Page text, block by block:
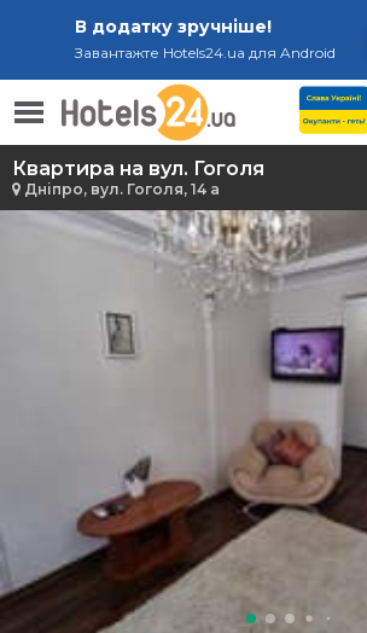
В додатку зручніше!
Завантажте Hotels24.ua для Android
Квартира на вул. Гоголя
Дніпро, вул. Гоголя, 14 а